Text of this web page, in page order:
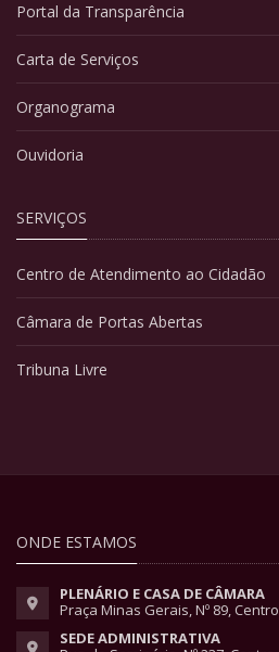
Portal da Transparência
Carta de Serviços
Organograma
Ouvidoria
SERVIÇOS
Centro de Atendimento ao Cidadão
Câmara de Portas Abertas
Tribuna Livre
ONDE ESTAMOS
PLENÁRIO E CASA DE CÂMARA
Praça Minas Gerais, Nº 89, Centro
SEDE ADMINISTRATIVA